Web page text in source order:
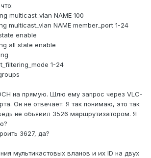
multicast_vlan NAME 100
multicast_vlan NAME member_port 1-24
enable
all state enable
1-24
на прямую. Шлю ему запрос через VLC-
Он не отвечает. Я так понимаю, это так
не обьявил 3526 маршрутизатором. Я
3627, да?
мультикастовых вланов и их ID на двух